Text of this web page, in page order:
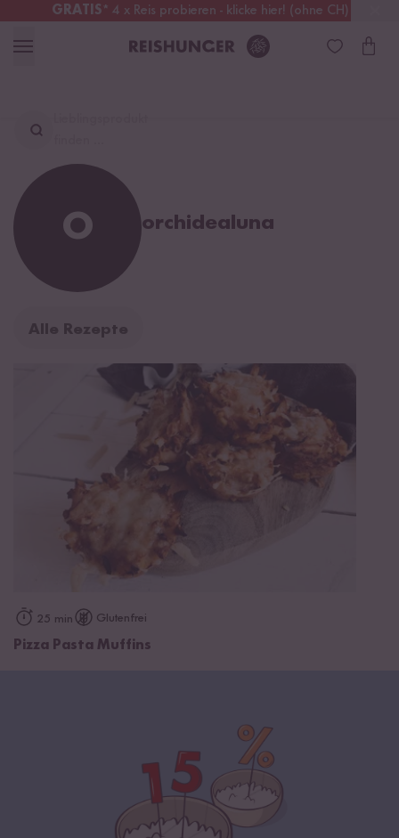
GRATIS* 4 x Reis probieren - klicke hier! (ohne CH)
Deutschland Kostenloser Versand
O orchidealuna
Alle Rezepte
25 min Glutenfrei
Pizza Pasta Muffins